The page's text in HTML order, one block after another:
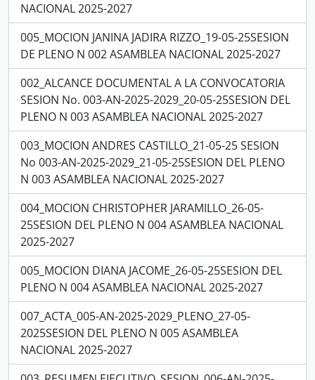
NACIONAL 2025-2027
005_MOCION JANINA JADIRA RIZZO_19-05-25SESION
DE PLENO N 002 ASAMBLEA NACIONAL 2025-2027
002_ALCANCE DOCUMENTAL A LA CONVOCATORIA
SESION No. 003-AN-2025-2029_20-05-25SESION DEL
PLENO N 003 ASAMBLEA NACIONAL 2025-2027
003_MOCION ANDRES CASTILLO_21-05-25 SESION
No 003-AN-2025-2029_21-05-25SESION DEL PLENO
N 003 ASAMBLEA NACIONAL 2025-2027
004_MOCION CHRISTOPHER JARAMILLO_26-05-
25SESION DEL PLENO N 004 ASAMBLEA NACIONAL
2025-2027
005_MOCION DIANA JACOME_26-05-25SESION DEL
PLENO N 004 ASAMBLEA NACIONAL 2025-2027
007_ACTA_005-AN-2025-2029_PLENO_27-05-
2025SESION DEL PLENO N 005 ASAMBLEA
NACIONAL 2025-2027